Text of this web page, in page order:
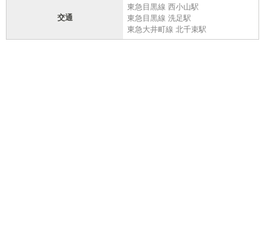
交通
東急目黒線 西小山駅
東急目黒線 洗足駅
東急大井町線 北千束駅